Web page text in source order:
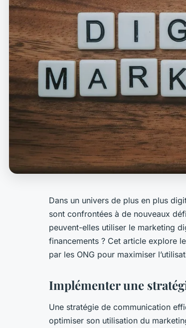
Dans un univers de plus en plus
sont confrontées à de nouveaux
peuvent-elles utiliser le marketing
financements ? Cet article explore
par les ONG pour maximiser
Implémenter une
Une stratégie de communication
optimiser son utilisation du